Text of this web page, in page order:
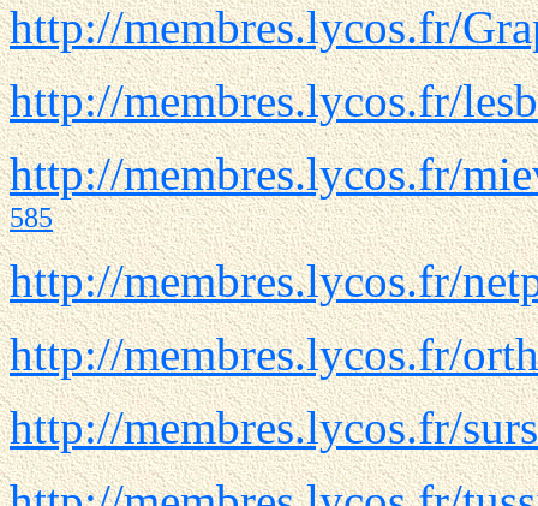
http://membres.lycos.fr/
http://membres.lycos.fr/
http://membres.lycos.fr/
585
http://membres.lycos.fr/
http://membres.lycos.fr/
http://membres.lycos.fr/